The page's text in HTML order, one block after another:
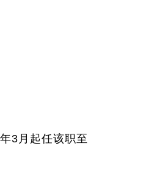
3月起任该职至